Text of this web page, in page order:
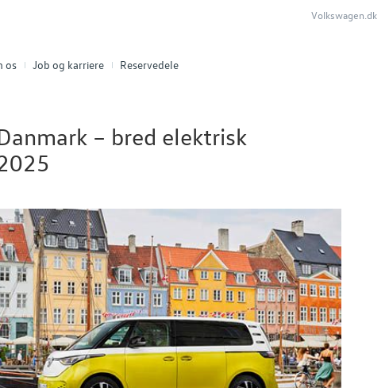
os Job og karriere Reservedele
Volkswagen.dk
– bred elektrisk